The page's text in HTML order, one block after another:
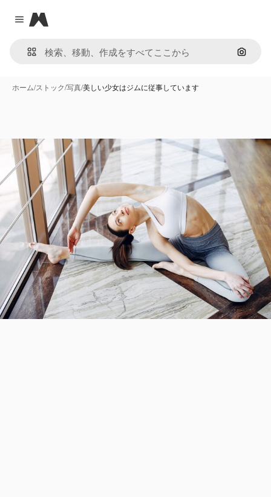
Close menu
Magnific
画像で
ホーム/ストック/写真/美しい少女はジムに従事しています